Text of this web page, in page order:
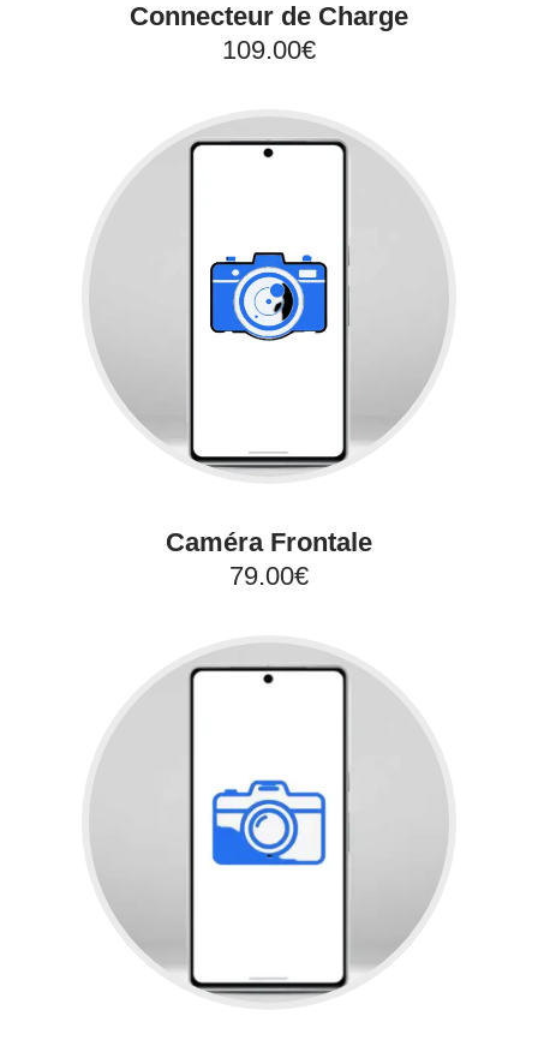
Connecteur de Charge
109.00€
Caméra Frontale
79.00€